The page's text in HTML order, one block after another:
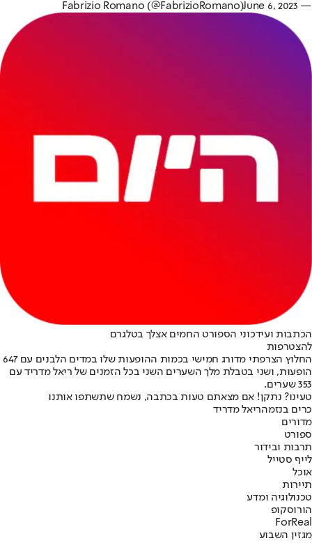
— Fabrizio Romano (@FabrizioRomano)
June 6, 2023
הכתבות ועידכוני הספורט החמים אצלך בטלגרם
להצטרפות
החלוץ הצרפתי מדורג חמישי בכמות ההופעות שלו במדים הלבנים עם 647
הופעות, ושני בטבלת מלך השערים השני בכל הזמנים של ריאל מדריד עם
353 שערים.
טעינו? נתקן! אם מצאתם טעות בכתבה, נשמח שתשתפו אותנו
כרים בנזמהריאל מדריד
מדורים
ספורט
תרבות ובידור
לייף סטייל
אוכל
תיירות
טכנולוגיה ומדע
הורוסקופ
ForReal
מגזין השבוע